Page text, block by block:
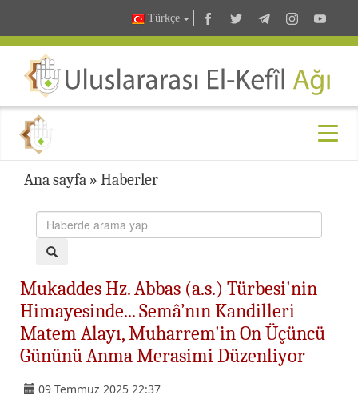
Türkçe
Ana sayfa » Haberler
Mukaddes Hz. Abbas (a.s.) Türbesi'nin
Himayesinde... Semâ’nın Kandilleri
Matem Alayı, Muharrem'in On Üçüncü
Gününü Anma Merasimi Düzenliyor
09 Temmuz 2025 22:37